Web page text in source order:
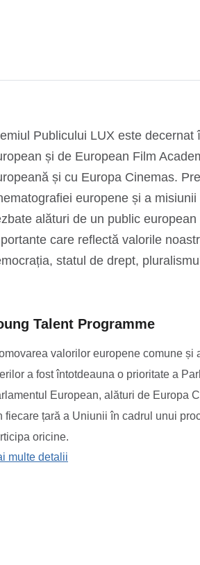
Publicului LUX este
și de European Film
și cu Europa Cinemas.
europene și a
alături de un public
care reflectă valorile
statul de drept,
Talent Programme
valorilor europene comune și
a fost întotdeauna o prioritate a
European, alături de Europa
fiecare țară a Uniunii în cadrul unui
oricine.
multe detalii